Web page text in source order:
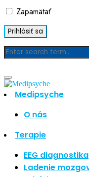
Zapamätať
Medipsyche
O nás
Terapie
EEG diagnostika
Ladenie
Blog
Hľadať
Najnovšie